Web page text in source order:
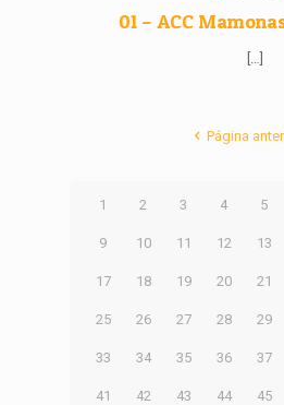
01 – ACC
[…]
Página
1 2 3 4 5
9 10 11 12 13
17 18 19 20 21
25 26 27 28 29
33 34 35 36 37
41 42 43 44 45